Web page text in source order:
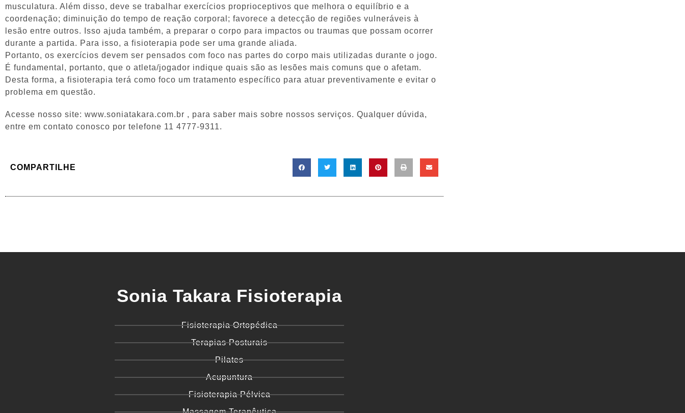
musculatura. Além disso, deve se trabalhar exercícios proprioceptivos que melhora o equilíbrio e a
coordenação; diminuição do tempo de reação corporal; favorece a detecção de regiões vulneráveis à
lesão entre outros. Isso ajuda também, a preparar o corpo para impactos ou traumas que possam ocorrer
durante a partida. Para isso, a fisioterapia pode ser uma grande aliada.
Portanto, os exercícios devem ser pensados com foco nas partes do corpo mais utilizadas durante o jogo.
É fundamental, portanto, que o atleta/jogador indique quais são as lesões mais comuns que o afetam.
Desta forma, a fisioterapia terá como foco um tratamento específico para atuar preventivamente e evitar o
problema em questão.
Acesse nosso site: www.soniatakara.com.br , para saber mais sobre nossos serviços. Qualquer dúvida,
entre em contato conosco por telefone 11 4777-9311.
COMPARTILHE
Sonia Takara Fisioterapia
Fisioterapia Ortopédica
Terapias Posturais
Pilates
Acupuntura
Fisioterapia Pélvica